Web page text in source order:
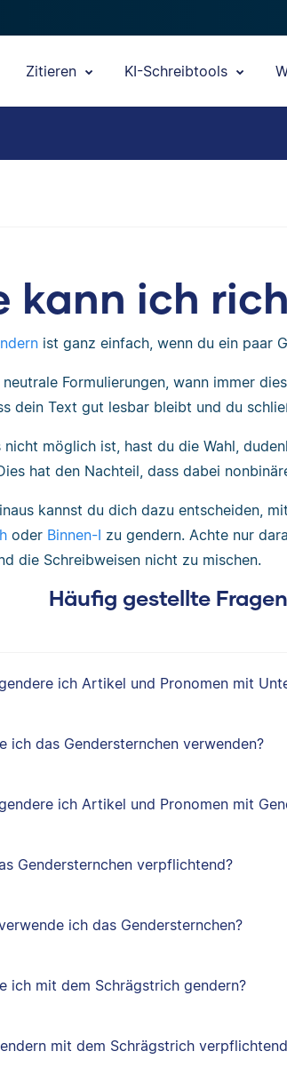
Zitieren KI-Schreibtools
kann ich
ist ganz einfach, wenn du ein paar
neutrale Formulierungen, wann immer
dein Text gut lesbar bleibt und du
nicht möglich ist, hast du die Wahl,
hat den Nachteil, dass dabei
kannst du dich dazu entscheiden,
oder Binnen-I zu gendern. Achte nur
die Schreibweisen nicht zu mischen.
Häufig gestellte
ich Artikel und Pronomen mit
ich das Gendersternchen verwenden?
ich Artikel und Pronomen mit
Gendersternchen verpflichtend?
ich das Gendersternchen?
ich mit dem Schrägstrich gendern?
mit dem Schrägstrich